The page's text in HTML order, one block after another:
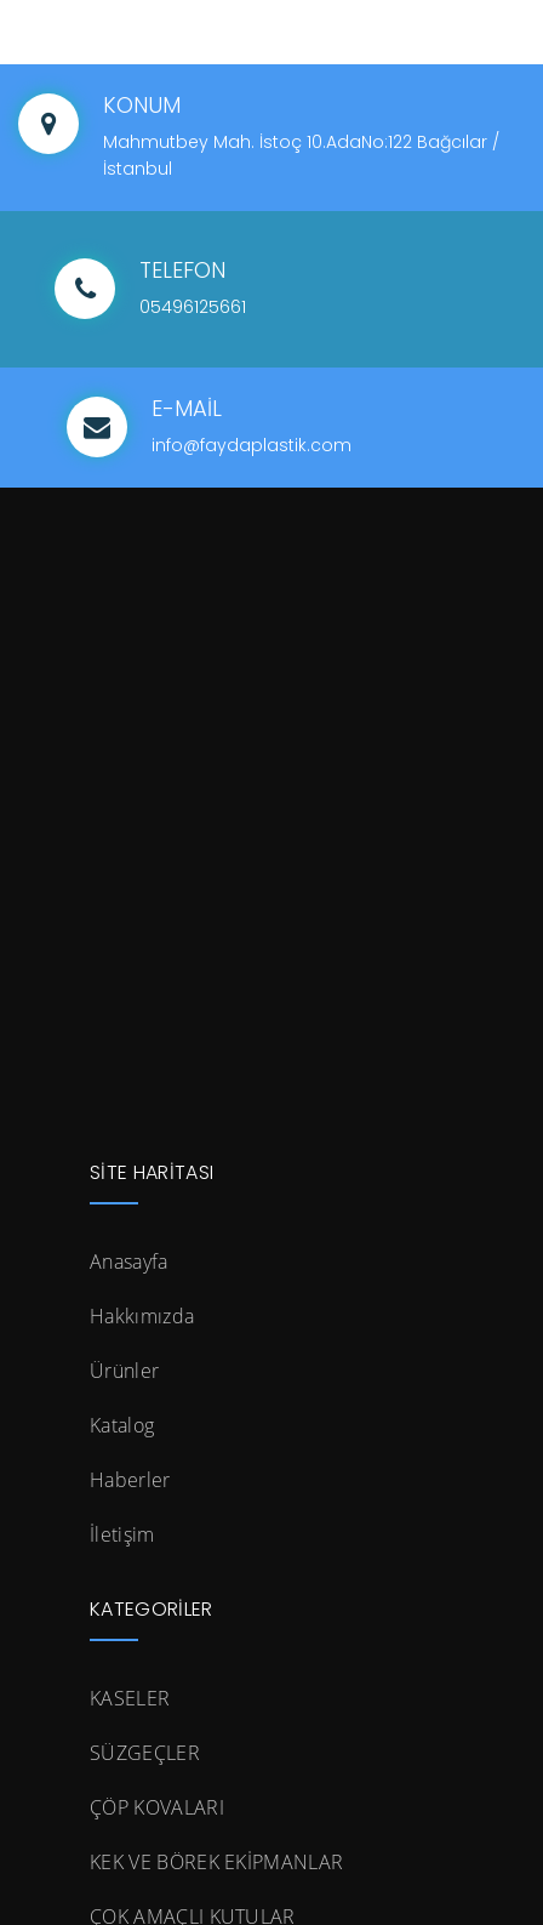
KONUM
Mahmutbey Mah. İstoç 10.AdaNo:122 Bağcılar /
İstanbul
TELEFON
05496125661
E-MAİL
info@faydaplastik.com
SİTE HARİTASI
Anasayfa
Hakkımızda
Ürünler
Katalog
Haberler
İletişim
KATEGORILER
KASELER
SÜZGEÇLER
ÇÖP KOVALARI
KEK VE BÖREK EKİPMANLAR
ÇOK AMAÇLI KUTULAR